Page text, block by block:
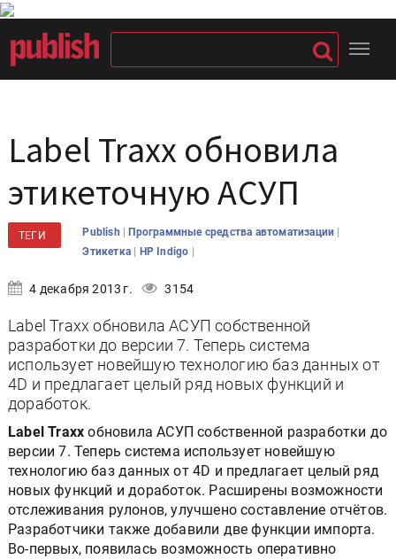
Label Traxx обновила
этикеточную АСУП
ТЕГИ Publish |Программные средства автоматизации |
Этикетка | HP Indigo |
4 декабря 2013 г. 3154
Label Traxx обновила АСУП собственной
разработки до версии 7. Теперь система
использует новейшую технологию баз данных от
4D и предлагает целый ряд новых функций и
доработок.
Label Traxx обновила АСУП собственной разработки до
версии 7. Теперь система использует новейшую
технологию баз данных от 4D и предлагает целый ряд
новых функций и доработок. Расширены возможности
отслеживания рулонов, улучшено составление отчётов.
Разработчики также добавили две функции импорта.
Во-первых, появилась возможность оперативно